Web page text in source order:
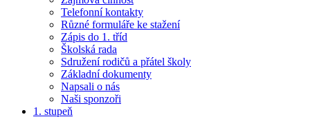
Telefonní kontakty
Různé formuláře ke stažení
Zápis do 1. tříd
Školská rada
Sdružení rodičů a přátel školy
Základní dokumenty
Napsali o nás
Naši sponzoři
1. stupeň